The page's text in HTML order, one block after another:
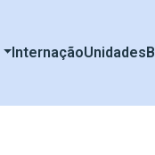
InternaçãoUnidades